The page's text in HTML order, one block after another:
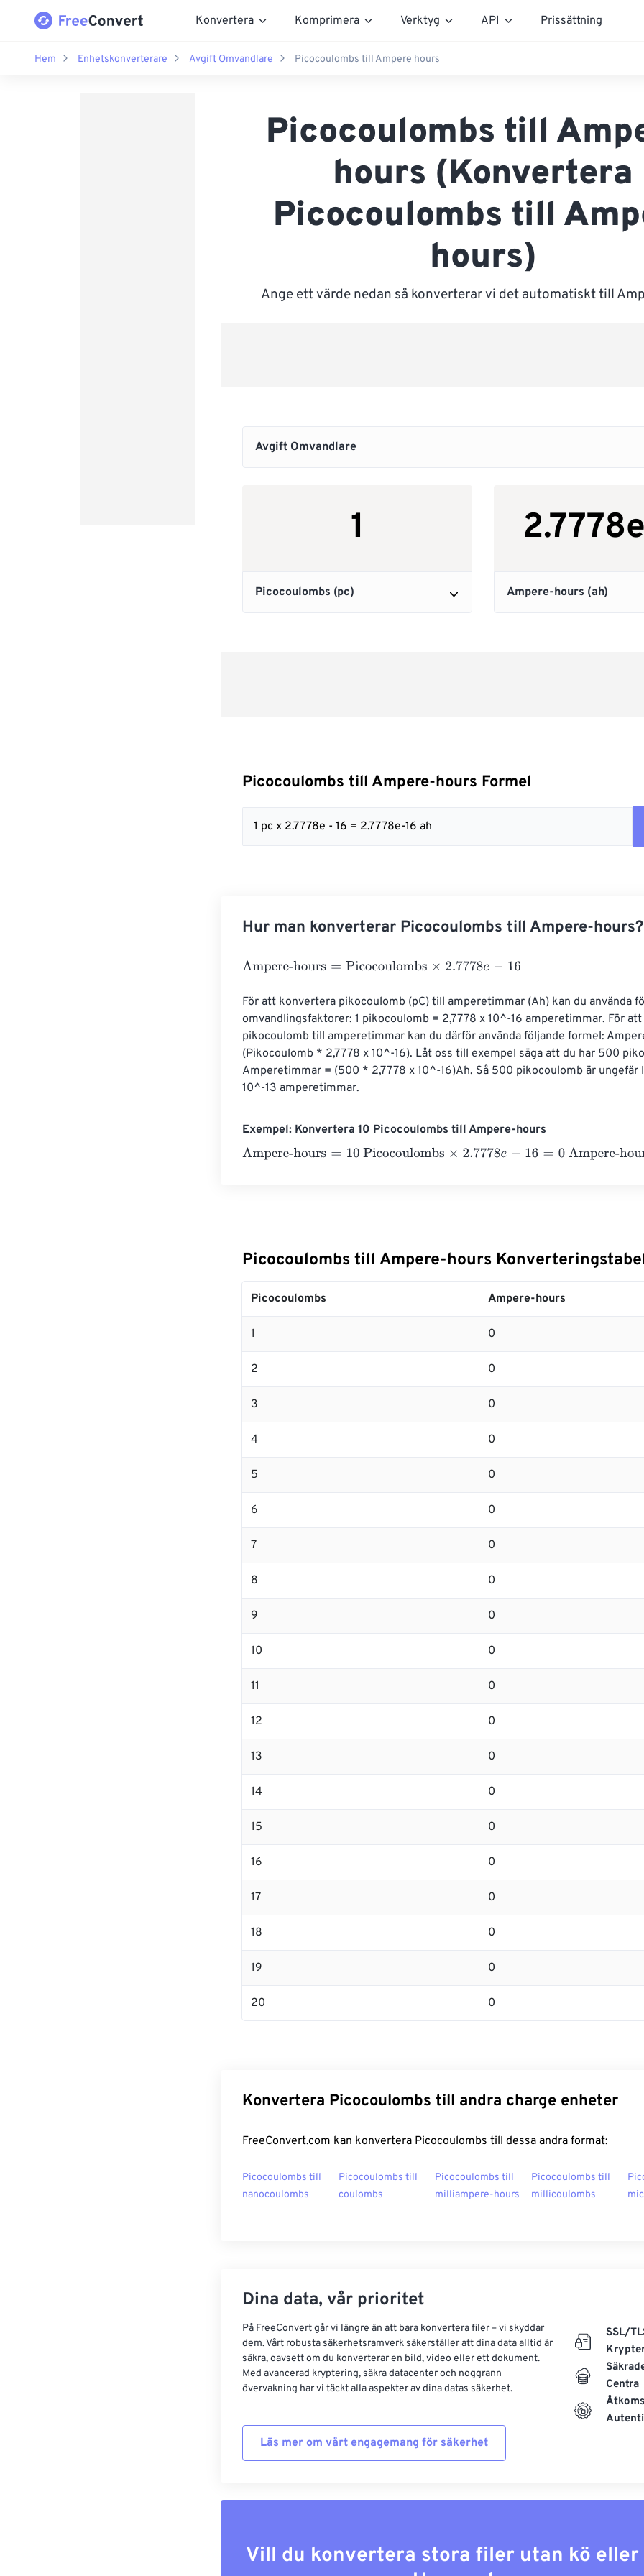
Konvertera Komprimera Verktyg API Prissättning
Hem Enhetskonverterare Avgift Omvandlare Picocoulombs till Ampere hours
Picocoulombs till
hours (Konvertera
Picocoulombs till
hours)
Ange ett värde nedan så konverterar vi det automatiskt till
Picocoulombs till Ampere-hours Formel
1 pc x 2.7778e - 16 = 2.7778e-16 ah
Hur man konverterar Picocoulombs till Ampere-hours?
Ampere-hours=Picocoulombs×2.7778e -16
För att konvertera pikocoulomb (pC) till amperetimmar (Ah) kan du använda
omvandlingsfaktorer: 1 pikocoulomb = 2,7778 x 10^-16 amperetimmar. För
pikocoulomb till amperetimmar kan du därför använda följande formel:
(Pikocoulomb * 2,7778 x 10^-16). Låt oss till exempel säga att du har 500
Amperetimmar = (500 * 2,7778 x 10^-16)Ah. Så 500 pikocoulomb är ungefär
10^-13 amperetimmar.
Exempel: Konvertera 10 Picocoulombs till Ampere-hours
Ampere-hours=10 Picocoulombs×2.7778e -16=0 Ampere-hours
Picocoulombs till Ampere-hours
Picocoulombs Ampere-hours
1 0
2 0
3 0
4 0
5 0
6 0
7 0
8 0
9 0
10 0
11 0
12 0
13 0
14 0
15 0
16 0
17 0
18 0
19 0
20 0
Konvertera Picocoulombs till andra charge enheter
FreeConvert.com kan konvertera Picocoulombs till dessa andra format:
Picocoulombs till
nanocoulombs
Picocoulombs till
coulombs
Picocoulombs till
milliampere-hours
Picocoulombs till
millicoulombs
Dina data, vår prioritet
På FreeConvert går vi längre än att bara konvertera filer – vi skyddar
dem. Vårt robusta säkerhetsramverk säkerställer att dina data alltid är
säkra, oavsett om du konverterar en bild, video eller ett dokument.
Med avancerad kryptering, säkra datacenter och noggrann
övervakning har vi täckt alla aspekter av dina datas säkerhet.
Läs mer om vårt engagemang för säkerhet
SSL/
Centra
Vill du konvertera stora filer utan kö eller